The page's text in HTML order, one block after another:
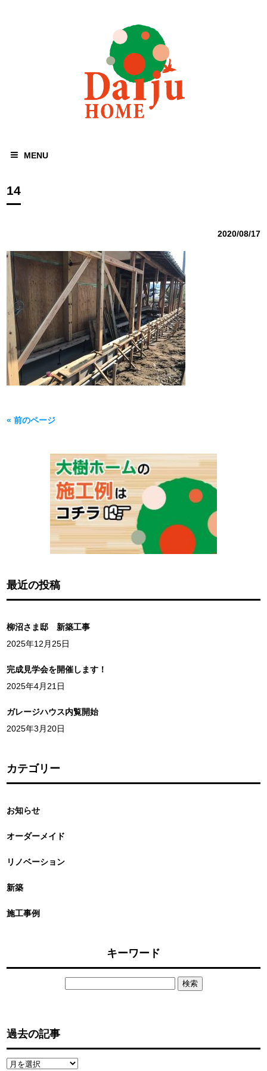
MENU
14
2020/08/17
« 前のページ
最近の投稿
柳沼さま邸 新築工事
2025年12月25日
完成見学会を開催します！
2025年4月21日
ガレージハウス内覧開始
2025年3月20日
カテゴリー
お知らせ
オーダーメイド
リノベーション
新築
施工事例
キーワード
過去の記事
過